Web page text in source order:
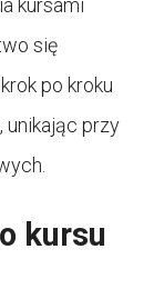
się
po kroku
unikając przy
kursu